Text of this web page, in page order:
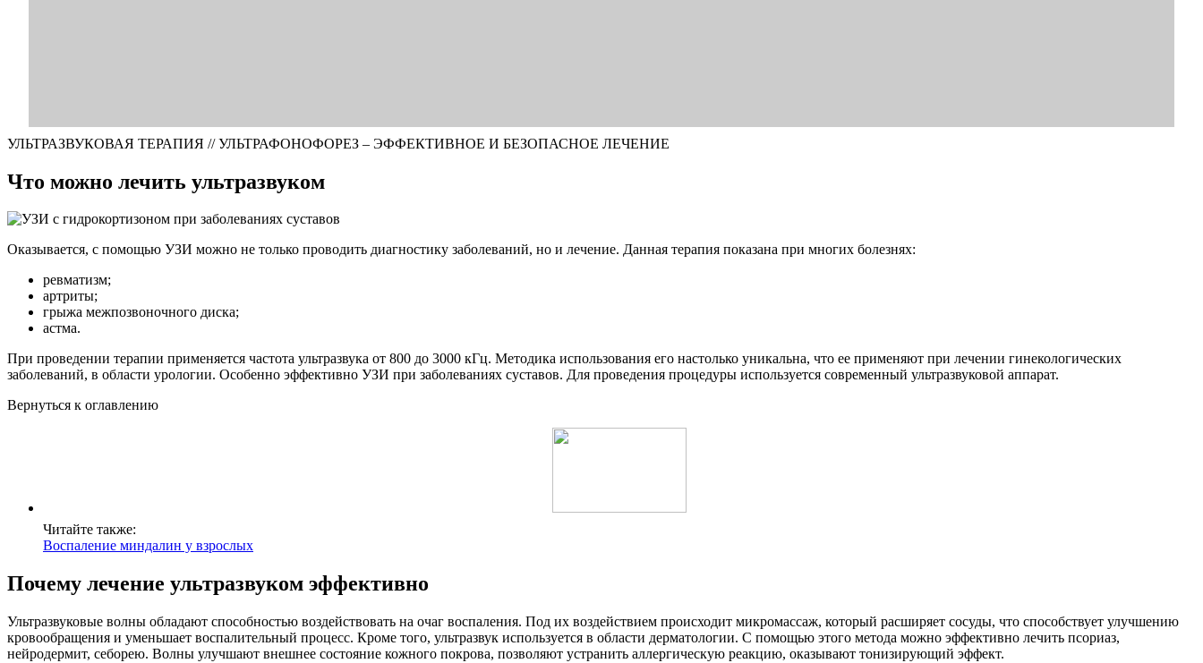
УЛЬТРАЗВУКОВАЯ ТЕРАПИЯ // УЛЬТРАФОНОФОРЕЗ – ЭФФЕКТИВНОЕ И БЕЗОПАСНОЕ ЛЕЧЕНИЕ
Что можно лечить ультразвуком
Оказывается, с помощью УЗИ можно не только проводить диагностику заболеваний, но и лечение. Данная терапия показана при многих болезнях:
ревматизм;
артриты;
грыжа межпозвоночного диска;
астма.
При проведении терапии применяется частота ультразвука от 800 до 3000 кГц. Методика использования его настолько уникальна, что ее применяют при лечении гинекологических
заболеваний, в области урологии. Особенно эффективно УЗИ при заболеваниях суставов. Для проведения процедуры используется современный ультразвуковой аппарат.
Вернуться к оглавлению
Читайте также:
Воспаление миндалин у взрослых
Почему лечение ультразвуком эффективно
Ультразвуковые волны обладают способностью воздействовать на очаг воспаления. Под их воздействием происходит микромассаж, который расширяет сосуды, что способствует улучшению
кровообращения и уменьшает воспалительный процесс. Кроме того, ультразвук используется в области дерматологии. С помощью этого метода можно эффективно лечить псориаз,
нейродермит, себорею. Волны улучшают внешнее состояние кожного покрова, позволяют устранить аллергическую реакцию, оказывают тонизирующий эффект.